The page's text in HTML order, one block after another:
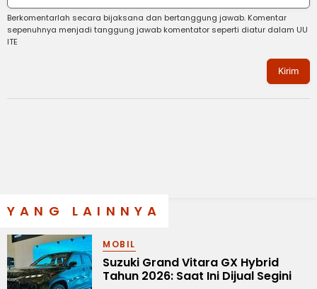
Berkomentarlah secara bijaksana dan bertanggung jawab. Komentar
sepenuhnya menjadi tanggung jawab komentator seperti diatur dalam UU
ITE
Kirim
YANG LAINNYA
MOBIL
Suzuki Grand Vitara GX Hybrid
Tahun 2026: Saat Ini Dijual Segini